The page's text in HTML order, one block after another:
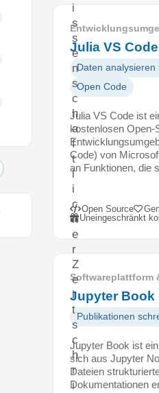
i
s
s
e
n
s
c
h
a
f
t
l
i
c
h
e
r
Z
e
i
t
s
c
h
r
i
Julia VS Code
Daten analysieren
Open Code
Julia VS Code ist
kostenlosen Open-
Code) von
an Funktionen, die
Open Source
Uneingeschränkt
Softwareplattform
Jupyter Book
Publikationen
Jupyter Book ist
sich aus Jupyter
Dateien
Dokumentationen